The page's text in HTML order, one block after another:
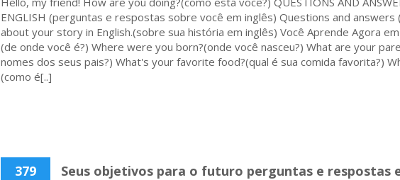
ENGLISH (perguntas e respostas sobre você em inglês) Questions and
about your story in English.(sobre sua história em inglês) Você Aprende Agora
(de onde você é?) Where were you born?(onde você nasceu?) What are your
nomes dos seus pais?) What's your favorite food?(qual é sua comida favorita?)
(como é[..]
379
Seus objetivos para o futuro perguntas e respostas